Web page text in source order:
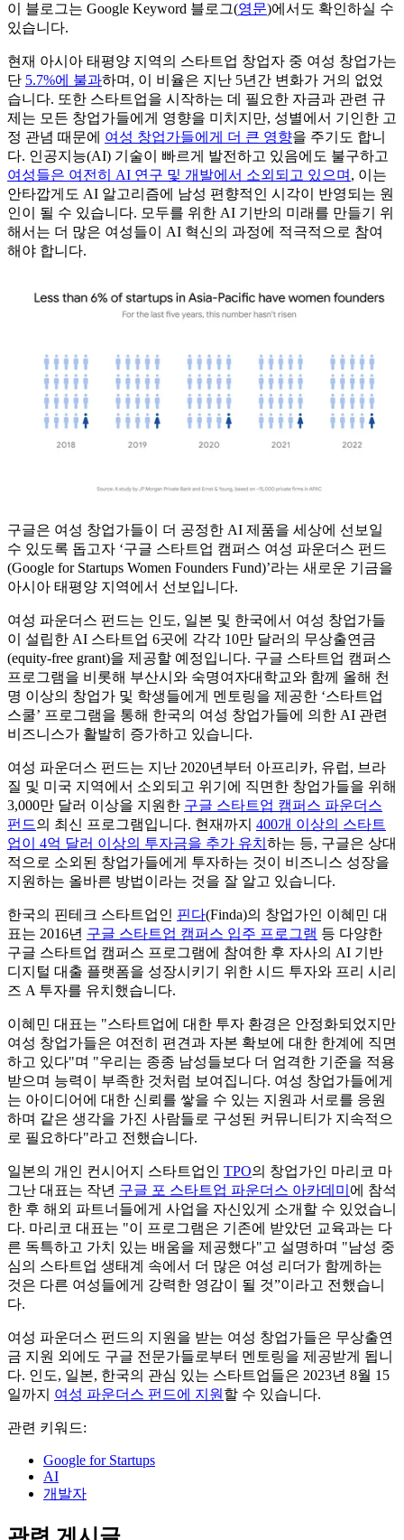
이 블로그는 Google Keyword 블로그(영문)에서도 확인하실 수
있습니다.
현재 아시아 태평양 지역의 스타트업 창업자 중 여성 창업가는
단 5.7%에 불과하며, 이 비율은 지난 5년간 변화가 거의 없었
습니다. 또한 스타트업을 시작하는 데 필요한 자금과 관련 규
제는 모든 창업가들에게 영향을 미치지만, 성별에서 기인한 고
정 관념 때문에 여성 창업가들에게 더 큰 영향을 주기도 합니
다. 인공지능(AI) 기술이 빠르게 발전하고 있음에도 불구하고
여성들은 여전히 AI 연구 및 개발에서 소외되고 있으며 , 이는
안타깝게도 AI 알고리즘에 남성 편향적인 시각이 반영되는 원
인이 될 수 있습니다. 모두를 위한 AI 기반의 미래를 만들기 위
해서는 더 많은 여성들이 AI 혁신의 과정에 적극적으로 참여
해야 합니다.
구글은 여성 창업가들이 더 공정한 AI 제품을 세상에 선보일
수 있도록 돕고자 ‘구글 스타트업 캠퍼스 여성 파운더스 펀드
(Google for Startups Women Founders Fund)’라는 새로운 기금을
아시아 태평양 지역에서 선보입니다.
여성 파운더스 펀드는 인도, 일본 및 한국에서 여성 창업가들
이 설립한 AI 스타트업 6곳에 각각 10만 달러의 무상출연금
(equity-free grant)을 제공할 예정입니다. 구글 스타트업 캠퍼스
프로그램을 비롯해 부산시와 숙명여자대학교와 함께 올해 천
명 이상의 창업가 및 학생들에게 멘토링을 제공한 ‘스타트업
스쿨’ 프로그램을 통해 한국의 여성 창업가들에 의한 AI 관련
비즈니스가 활발히 증가하고 있습니다.
여성 파운더스 펀드는 지난 2020년부터 아프리카, 유럽, 브라
질 및 미국 지역에서 소외되고 위기에 직면한 창업가들을 위해
3,000만 달러 이상을 지원한 구글 스타트업 캠퍼스 파운더스
펀드의 최신 프로그램입니다. 현재까지 400개 이상의 스타트
업이 4억 달러 이상의 투자금을 추가 유치 하는 등, 구글은 상대
적으로 소외된 창업가들에게 투자하는 것이 비즈니스 성장을
지원하는 올바른 방법이라는 것을 잘 알고 있습니다.
한국의 핀테크 스타트업인 핀다(Finda)의 창업가인 이혜민 대
표는 2016년 구글 스타트업 캠퍼스 입주 프로그램 등 다양한
구글 스타트업 캠퍼스 프로그램에 참여한 후 자사의 AI 기반
디지털 대출 플랫폼을 성장시키기 위한 시드 투자와 프리 시리
즈 A 투자를 유치했습니다.
이혜민 대표는 "스타트업에 대한 투자 환경은 안정화되었지만
여성 창업가들은 여전히 편견과 자본 확보에 대한 한계에 직면
하고 있다"며 "우리는 종종 남성들보다 더 엄격한 기준을 적용
받으며 능력이 부족한 것처럼 보여집니다. 여성 창업가들에게
는 아이디어에 대한 신뢰를 쌓을 수 있는 지원과 서로를 응원
하며 같은 생각을 가진 사람들로 구성된 커뮤니티가 지속적으
로 필요하다"라고 전했습니다.
일본의 개인 컨시어지 스타트업인 TPO의 창업가인 마리코 마
그난 대표는 작년 구글 포 스타트업 파운더스 아카데미 에 참석
한 후 해외 파트너들에게 사업을 자신있게 소개할 수 있었습니
다. 마리코 대표는 "이 프로그램은 기존에 받았던 교육과는 다
른 독특하고 가치 있는 배움을 제공했다"고 설명하며 "남성 중
심의 스타트업 생태계 속에서 더 많은 여성 리더가 함께하는
것은 다른 여성들에게 강력한 영감이 될 것”이라고 전했습니
다.
여성 파운더스 펀드의 지원을 받는 여성 창업가들은 무상출연
금 지원 외에도 구글 전문가들로부터 멘토링을 제공받게 됩니
다. 인도, 일본, 한국의 관심 있는 스타트업들은 2023년 8월 15
일까지 여성 파운더스 펀드에 지원 할 수 있습니다.
관련 키워드:
Google for Startups
AI
개발자